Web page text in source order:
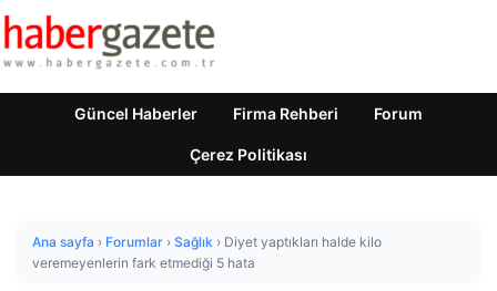
Güncel Haberler Firma Rehberi Forum
Çerez Politikası
Ana sayfa › Forumlar › Sağlık › Diyet yaptıkları halde kilo
veremeyenlerin fark etmediği 5 hata